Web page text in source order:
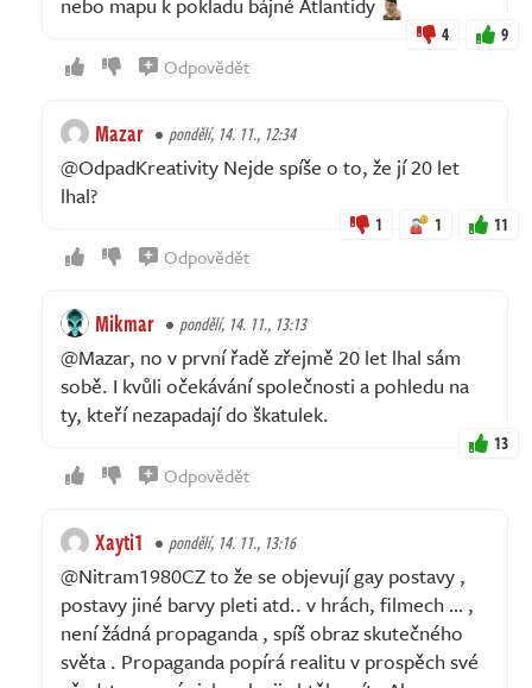
4 9
Odpovědět
Mazar pondělí, 14. 11., 12:34
@OdpadKreativity Nejde spíše o to, že jí 20 let
lhal?
1 1 11
Odpovědět
Mikmar pondělí, 14. 11., 13:13
@Mazar, no v první řadě zřejmě 20 let lhal sám
sobě. I kvůli očekávání společnosti a pohledu na
ty, kteří nezapadají do škatulek.
13
Odpovědět
Xayti1 pondělí, 14. 11., 13:16
@Nitram1980CZ to že se objevují gay postavy ,
postavy jiné barvy pleti atd.. v hrách, filmech … ,
není žádná propaganda , spíš obraz skutečného
světa . Propaganda popírá realitu v prospěch své